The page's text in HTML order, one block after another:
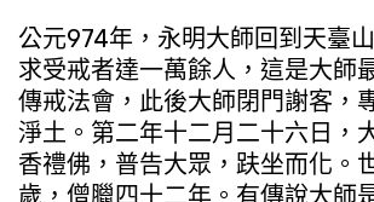
公元974年，永明大師回到天臺
求受戒者達一萬餘人，這是大師
傳戒法會，此後大師閉門謝客，
淨土。第二年十二月二十六日，
香禮佛，普告大眾，趺坐而化。